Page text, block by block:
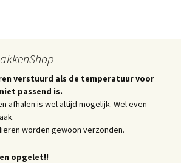
verstuurd als de temperatuur voor
passend is.
afhalen is wel altijd mogelijk. Wel even
worden gewoon verzonden.
opgelet!!